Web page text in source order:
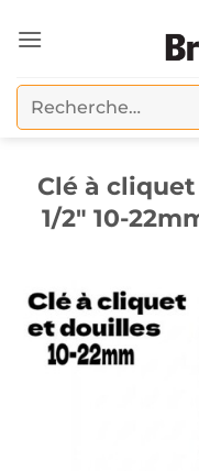
au
Recherche
pour :
Clé à
1/2″ 10-